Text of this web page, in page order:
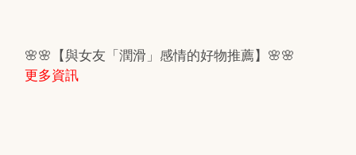
🌸🌸【與女友「潤滑」感情的好物推薦】🌸🌸
更多資訊